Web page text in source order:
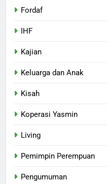
Fordaf
IHF
Kajian
Keluarga dan Anak
Kisah
Koperasi Yasmin
Living
Pemimpin Perempuan
Pengumuman